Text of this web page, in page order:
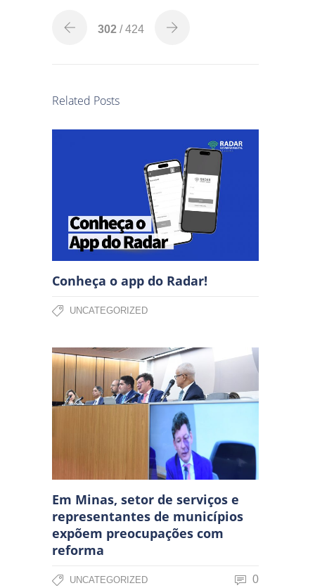
302 / 424
Related Posts
Conheça o app do Radar!
UNCATEGORIZED
Em Minas, setor de serviços e
representantes de municípios
expõem preocupações com
reforma
UNCATEGORIZED 0